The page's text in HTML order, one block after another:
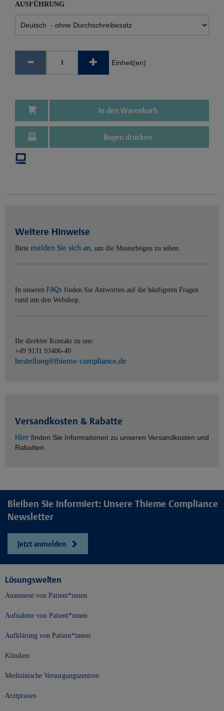
AUSFÜHRUNG
Einheit(en)
In den Warenkorb
Bogen drucken
Weitere Hinweise
Bitte melden Sie sich an, um die Musterbögen zu sehen.
In unseren FAQs finden Sie Antworten auf die häufigsten Fragen
rund um den Webshop.
Ihr direkter Kontakt zu uns:
+49 9131 93406-40
bestellung@thieme-compliance.de
Versandkosten & Rabatte
Hier finden Sie Informationen zu unseren Versandkosten und
Rabatten.
Bleiben Sie informiert: Unsere Thieme Compliance
Newsletter
Jetzt anmelden
Lösungswelten
Anamnese von Patient*innen
Aufnahme von Patient*innen
Aufklärung von Patient*innen
Kliniken
Medizinische Versorgungszentren
Arztpraxen